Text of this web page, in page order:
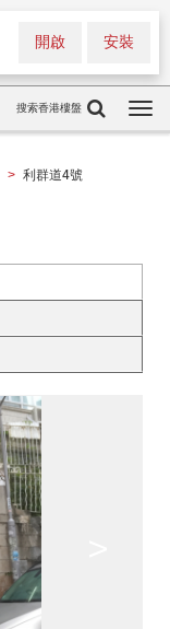
安裝
開啟
搜索香港樓盤
> 利群道4號